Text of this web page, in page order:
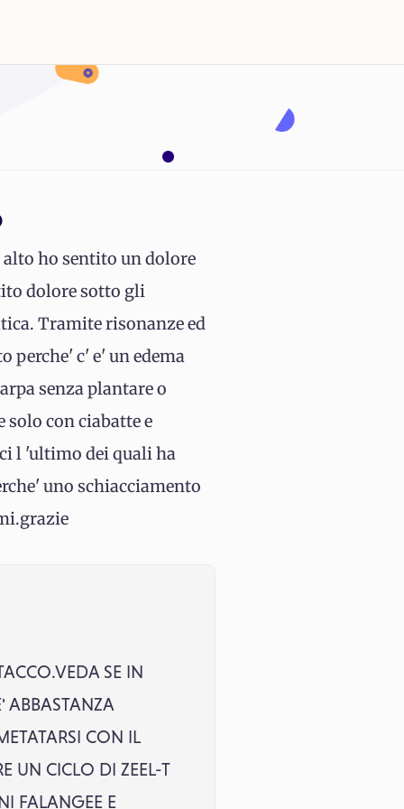
alto ho sentito un dolore
dolore sotto gli
Tramite risonanze ed
perche' c' e' un edema
senza plantare o
solo con ciabatte e
l 'ultimo dei quali ha
uno schiacciamento
SE IN
ABBASTANZA
CON IL
UN CICLO DI ZEEL-T
FALANGEE E